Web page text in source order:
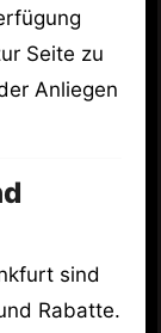
Seite zu
Anliegen
sind
Rabatte.